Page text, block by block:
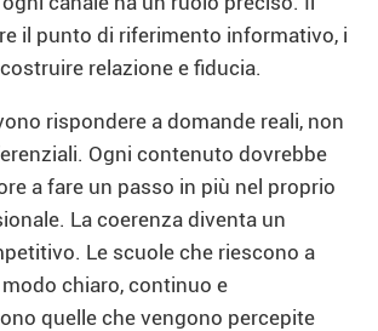
il punto di riferimento informativo, i
relazione e fiducia.
rispondere a domande reali, non
Ogni contenuto dovrebbe
a fare un passo in più nel proprio
La coerenza diventa un
Le scuole che riescono a
chiaro, continuo e
quelle che vengono percepite